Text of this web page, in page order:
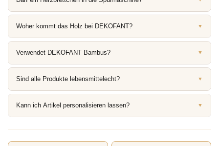
Woher kommt das Holz bei DEKOFANT? ▼
Verwendet DEKOFANT Bambus? ▼
Sind alle Produkte lebensmittelecht? ▼
Kann ich Artikel personalisieren lassen? ▼